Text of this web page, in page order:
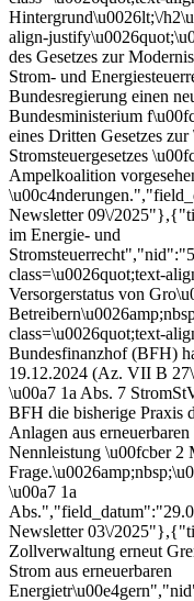
Hintergrund\u0026lt;\/
align-
des Gesetzes zur
Strom- und
Bundesregierung einen
Bundesministerium
eines Dritten Gesetzes
Stromsteuergesetzes
Ampelkoalition
Newsletter 09\/
im Energie- und
class=\u0026quot;text-
Versorgerstatus von
class=\u0026quot;text-
Bundesfinanzhof (BFH)
19.12.2024 (Az. VII B
\u00a7 1a Abs. 7
BFH die bisherige Praxis
Anlagen aus
Nennleistung \u00fcber 2
\u00a7 1a
Newsletter 03\/
Zollverwaltung erneut
Strom aus erneuerbaren